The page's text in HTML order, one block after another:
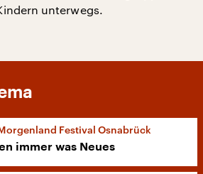
unterwegs.
Festival Osnabrück
immer was Neues